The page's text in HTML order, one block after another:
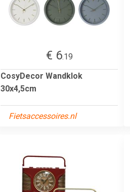
€ 6.19
CosyDecor Wandklok
30x4,5cm
Fietsaccessoires.nl